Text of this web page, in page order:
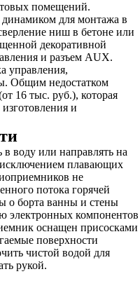
помещений.
для монтажа в
ниш в бетоне или
декоративной
и разъем AUX.
управления,
Общим недостатком
16 тыс. руб.), которая
и
воду или направлять на
плавающих
не
потока горячей
о борта ванны и стены
электронных компонентов
оснащен присосками
поверхности
чистой водой для
рукой.